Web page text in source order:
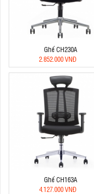
Ghế CH230A
2.852.000 VNĐ
Ghế CH163A
4.127.000 VNĐ